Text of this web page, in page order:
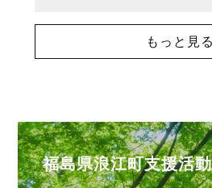
もっと見る
福島県浪江町支援活動